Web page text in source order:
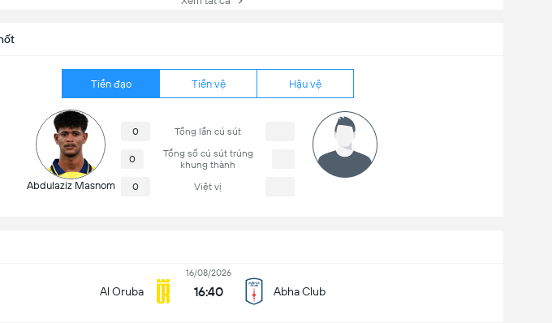
Al Oruba
16/08/2026
16:40 Abha Club
Tiền đạo Tiền vệ Hậu vệ
Abdulaziz Masnom
0 Tổng lần cú sút
0
Tổng số cú sút trúng
khung thành
0
Việt vị